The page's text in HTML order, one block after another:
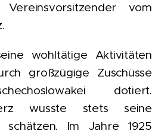
Vereinsvorsitzender vom
wohltätige Aktivitäten
großzügige Zuschüsse
dotiert.
wusste stets seine
Im Jahre 1925